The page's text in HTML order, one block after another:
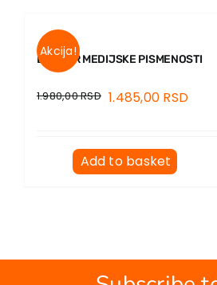
Akcija!
BUKVAR MEDIJSKE PISMENOSTI
1.980,00RSD 1.485,00 RSD
Add to basket